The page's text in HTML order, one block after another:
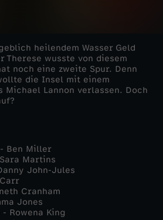
heilendem Wasser Geld
Therese wusste von diesem
noch eine zweite Spur. Denn
die Insel mit einem
Michael Lannon verlassen. Doch
Ben Miller
Martins
John-Jules
Cranham
Jones
Rowena King